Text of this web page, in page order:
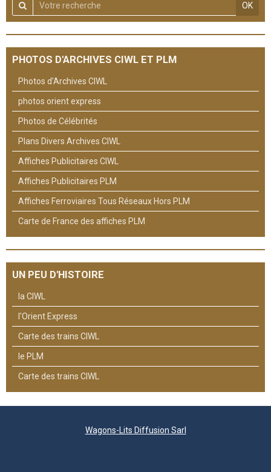
OK
PHOTOS D'ARCHIVES CIWL ET PLM
Photos d'Archives CIWL
photos orient express
Photos de Célébrités
Plans Divers Archives CIWL
Affiches Publicitaires CIWL
Affiches Publicitaires PLM
Affiches Ferroviaires Tous Réseaux Hors PLM
Carte de France des affiches PLM
UN PEU D'HISTOIRE
la CIWL
l'Orient Express
Carte des trains CIWL
le PLM
Carte des trains CIWL
Wagons-Lits Diffusion Sarl